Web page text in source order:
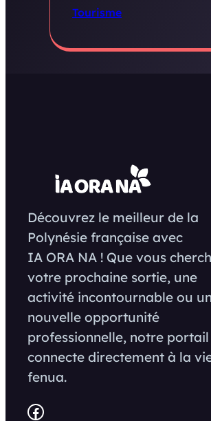
Tourisme
Découvrez le meilleur de la
Polynésie française avec
IA ORA NA ! Que vous
votre prochaine sortie, une
activité incontournable ou
nouvelle opportunité
professionnelle, notre
connecte directement à la
fenua.
Facebook